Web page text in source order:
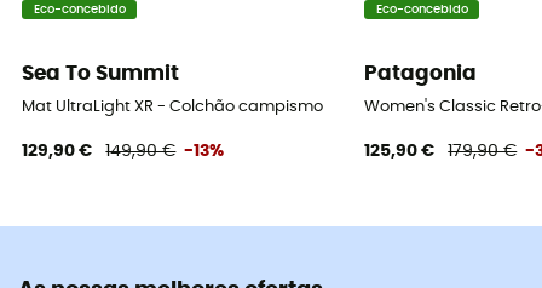
Eco-concebido
Sea To Summit
Mat UltraLight XR - Colchão campismo
129,90 € 149,90 € -13%
Eco-concebido
Patagonia
Women's Classic
125,90 € 179,90 € -